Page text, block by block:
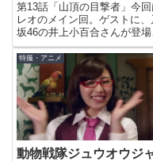
第13話「山頂の目撃者」今回
レオのメイン回。ゲストに、
坂46の井上小百合さんが登場
好きなキャラがゴセイナイト
うほどの特撮ファンらしい
出演できてよかったですね(
役のアイドルがゲスト出演す
てのは、ウルトラマン80とか
特撮・アニメ
動物戦隊ジュウオウジ